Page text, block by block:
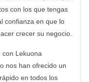
con los que tengas
confianza en que lo
crecer su negocio.
con Lekuona
nos han ofrecido un
en todos los